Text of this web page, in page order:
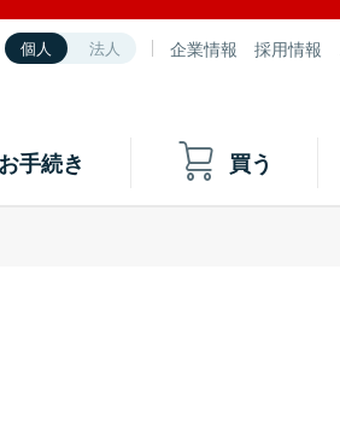
個人 法人 企業情報 採用情報
手続き 買う